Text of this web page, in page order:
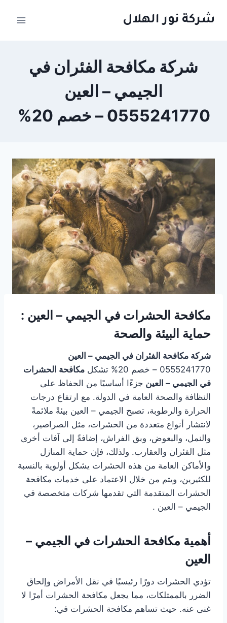
شركة نور الهلال
شركة مكافحة الفئران في
الجيمي – العين
0555241770 – خصم 20%
مكافحة الحشرات في الجيمي – العين :
حماية البيئة والصحة
شركة مكافحة الفئران في الجيمي – العين
0555241770 – خصم 20% تشكل
مكافحة الحشرات
في الجيمي – العين جزءًا أساسيًا من الحفاظ على
النظافة والصحة العامة في الدولة. مع ارتفاع درجات
الحرارة والرطوبة، تصبح الجيمي – العين بيئةً ملائمةً
لانتشار أنواع متعددة من الحشرات، مثل الصراصير،
والنمل، والبعوض، وبق الفراش، إضافةً إلى آفات أخرى
مثل الفئران والعقارب. ولذلك، فإن حماية المنازل
والأماكن العامة من هذه الحشرات يشكل أولوية بالنسبة
للكثيرين، ويتم من خلال الاعتماد على خدمات مكافحة
الحشرات المتقدمة التي تقدمها شركات متخصصة في
الجيمي – العين .
أهمية مكافحة الحشرات في الجيمي –
العين
تؤدي الحشرات دورًا رئيسيًا في نقل الأمراض وإلحاق
الضرر بالممتلكات، مما يجعل مكافحة الحشرات أمرًا لا
غنى عنه. حيث تساهم مكافحة الحشرات في: